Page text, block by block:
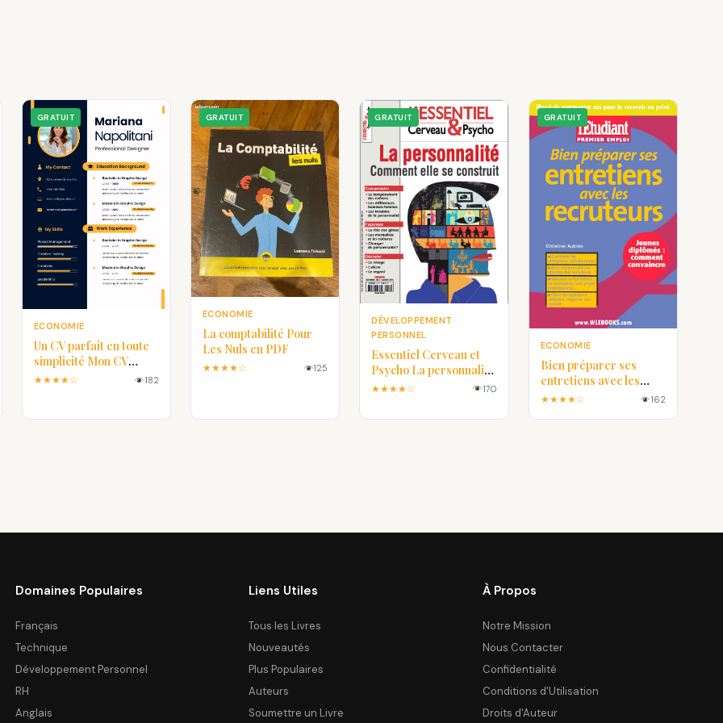
GRATUIT
ECONOMIE
Un CV parfait en toute
simplicité Mon CV
Parfait
★★★★☆ 182
GRATUIT
ECONOMIE
La comptabilité Pour
Les Nuls en PDF
★★★★☆ 125
GRATUIT
DÉVELOPPEMENT
PERSONNEL
Essentiel Cerveau et
Psycho La personnalité
Comment elle se
★★★★☆ 170
GRATUIT
ECONOMIE
Bien préparer ses
entretiens avec les
recruteurs en PDF
★★★★☆ 162
Domaines Populaires
Français
Technique
Développement Personnel
RH
Anglais
Liens Utiles
Tous les Livres
Nouveautés
Plus Populaires
Auteurs
Soumettre un Livre
À Propos
Notre Mission
Nous Contacter
Confidentialité
Conditions d'Utilisation
Droits d'Auteur